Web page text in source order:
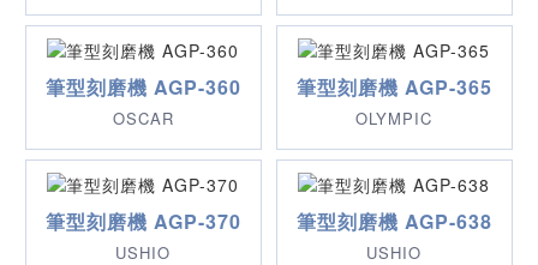
筆型刻磨機 AGP-360
OSCAR
筆型刻磨機 AGP-365
OLYMPIC
筆型刻磨機 AGP-370
USHIO
筆型刻磨機 AGP-638
USHIO